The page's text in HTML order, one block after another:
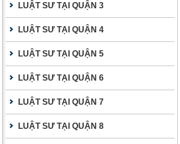
LUẬT SƯ TẠI QUẬN 3
LUẬT SƯ TẠI QUẬN 4
LUẬT SƯ TẠI QUẬN 5
LUẬT SƯ TẠI QUẬN 6
LUẬT SƯ TẠI QUẬN 7
LUẬT SƯ TẠI QUẬN 8